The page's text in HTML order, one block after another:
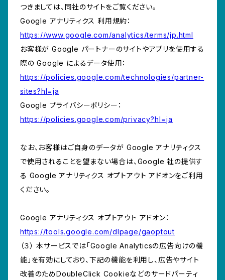
つきましては、同社のサイトをご覧ください。
Google アナリティクス 利用規約：
https://www.google.com/analytics/terms/jp.html
お客様が Google パートナーのサイトやアプリを使用する
際の Google によるデータ使用：
https://policies.google.com/technologies/partner-
sites?hl=ja
Google プライバシーポリシー：
https://policies.google.com/privacy?hl=ja
なお、お客様はご自身のデータが Google アナリティクス
で使用されることを望まない場合は、Google 社の提供す
る Google アナリティクス オプトアウト アドオンをご利用
ください。
Google アナリティクス オプトアウト アドオン：
https://tools.google.com/dlpage/gaoptout
（３） 本サービスでは「Google Analyticsの広告向けの機
能」を有効にしており、下記の機能を利用し、広告やサイト
改善のためDoubleClick Cookieなどのサードパーティ